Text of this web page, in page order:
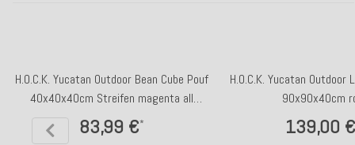
H.O.C.K. Yucatan Outdoor Bean Cube Pouf
40x40x40cm Streifen magenta all
colours 402
83,99 €*
H.O.C.K. Yucatan Outdoor
90x90x40cm
139,00 €